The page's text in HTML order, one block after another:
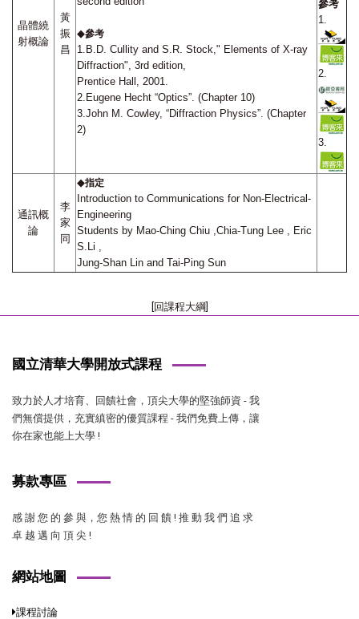
晶體繞
射概論
黃
振
昌
◆參考
1.B.D. Cullity and S.R. Stock," Elements of X-ray
Diffraction", 3rd edition,
Prentice Hall, 2001.
2.Eugene Hecht “Optics”. (Chapter 10)
3.John M. Cowley, “Diffraction Physics”. (Chapter
2)
參考
1.
2.
3.
通訊概
論
李
家
同
◆指定
Introduction to Communications for Non-Electrical-
Engineering
Students by Mao-Ching Chiu ,Chia-Tung Lee , Eric
S.Li ,
Jung-Shan Lin and Tai-Ping Sun
[回課程大綱]
國立清華大學開放式課程
致力於人才培育、回饋社會，頂尖大學的堅強師資 - 我
們無償提供，充實縝密的優質課程 - 我們免費上傳，讓
你在家也能上大學 !
募款專區
感 謝 您 的 參 與，您 熱 情 的 回 饋 ! 推 動 我 們 追 求
卓 越 邁 向 頂 尖 !
網站地圖
課程討論